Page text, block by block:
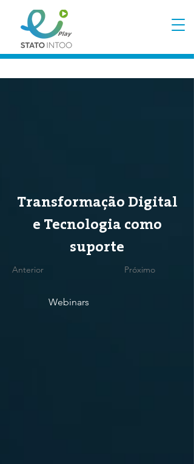
Transformação Digital
e Tecnologia como
suporte
Anterior Próximo
Webinars